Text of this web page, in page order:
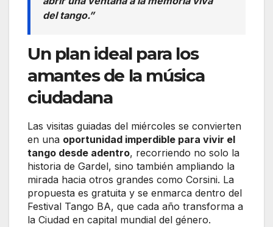
del tango.”
Un plan ideal para los
amantes de la música
ciudadana
Las visitas guiadas del miércoles se convierten
en una oportunidad imperdible para vivir el
tango desde adentro, recorriendo no solo la
historia de Gardel, sino también ampliando la
mirada hacia otros grandes como Corsini. La
propuesta es gratuita y se enmarca dentro del
Festival Tango BA, que cada año transforma a
la Ciudad en capital mundial del género.